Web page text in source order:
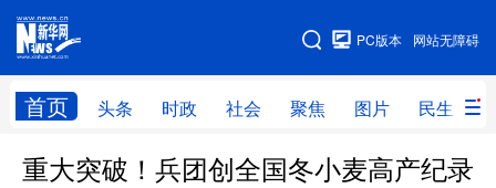
网站无障碍
PC版本
首页 头条 时政 社会 聚焦 图片 民生
网站地图
头条 时政 社会 聚焦
重大突破！兵团创全国冬小麦高产纪录